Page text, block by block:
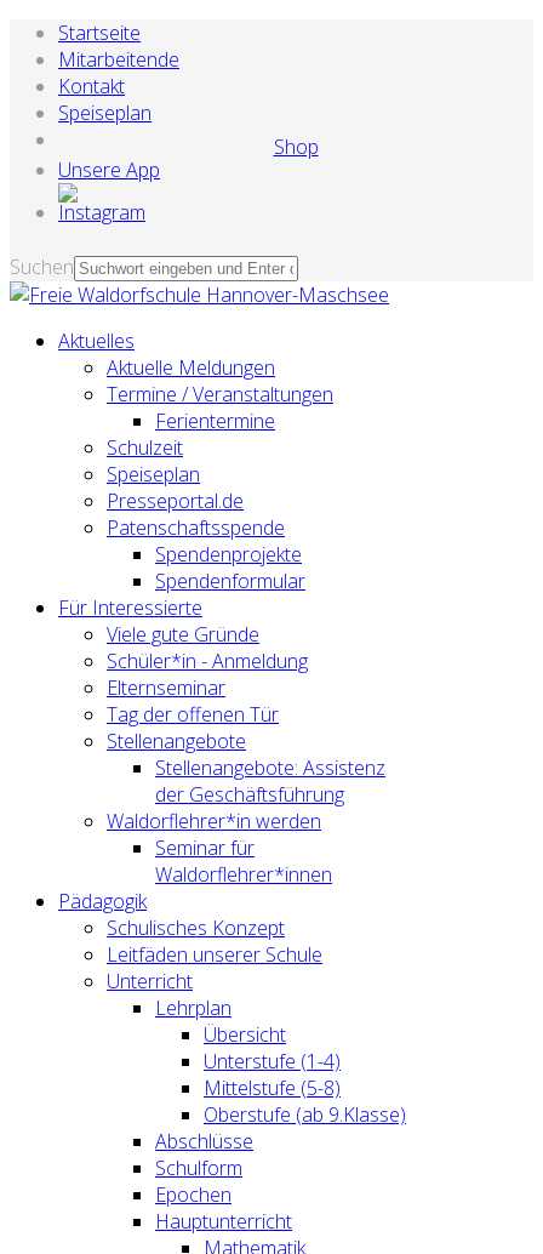
Startseite
Mitarbeitende
Kontakt
Speiseplan
Shop
Unsere App
Suchen
Aktuelles
Aktuelle Meldungen
Termine / Veranstaltungen
Ferientermine
Schulzeit
Speiseplan
Presseportal.de
Patenschaftsspende
Spendenprojekte
Spendenformular
Für Interessierte
Viele gute Gründe
Schüler*in - Anmeldung
Elternseminar
Tag der offenen Tür
Stellenangebote
Stellenangebote: Assistenz
der Geschäftsführung
Waldorflehrer*in werden
Seminar für
Waldorflehrer*innen
Pädagogik
Schulisches Konzept
Leitfäden unserer Schule
Unterricht
Lehrplan
Übersicht
Unterstufe (1-4)
Mittelstufe (5-8)
Oberstufe (ab 9.Klasse)
Abschlüsse
Schulform
Epochen
Hauptunterricht
Mathematik